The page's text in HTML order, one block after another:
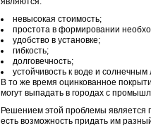
невысокая стоимость;
простота в формировании
удобство в установке;
гибкость;
долговечность;
устойчивость к воде и солнечным
В то же время оцинкованное
могут выпадать в городах с
Решением этой проблемы является
есть возможность придать им